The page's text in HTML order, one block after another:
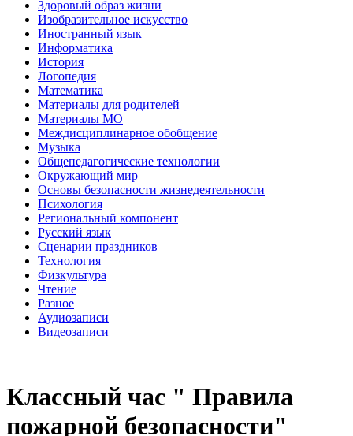
Здоровый образ жизни
Изобразительное искусство
Иностранный язык
Информатика
История
Логопедия
Математика
Материалы для родителей
Материалы МО
Междисциплинарное обобщение
Музыка
Общепедагогические технологии
Окружающий мир
Основы безопасности жизнедеятельности
Психология
Региональный компонент
Русский язык
Сценарии праздников
Технология
Физкультура
Чтение
Разное
Аудиозаписи
Видеозаписи
Классный час " Правила
пожарной безопасности"